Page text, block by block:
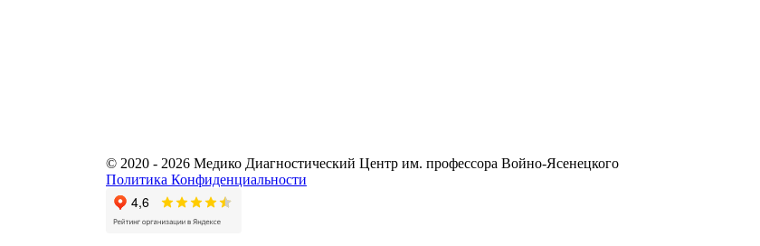
© 2020 - 2026 Медико Диагностический Центр им. профессора Войно-Ясенецкого
Политика Конфиденциальности